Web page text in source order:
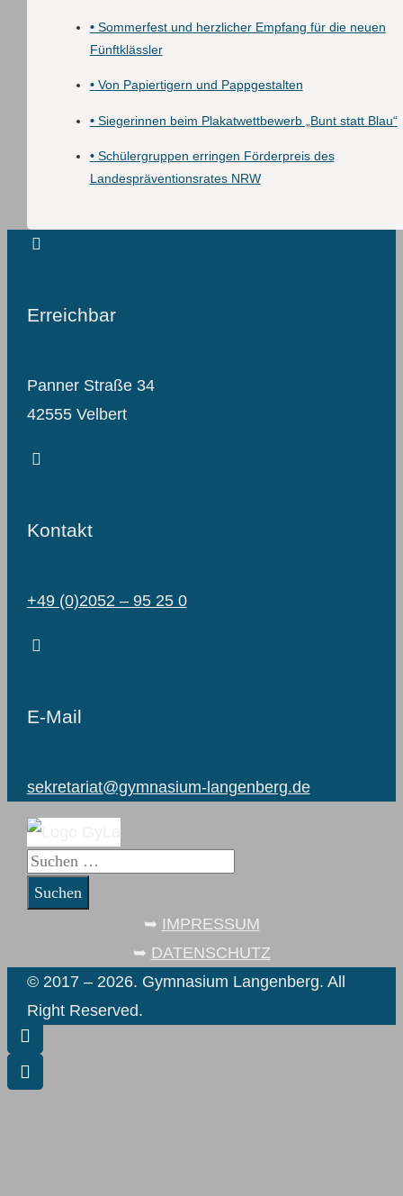
•Sommerfest und herzlicher Empfang für die neuen
Fünftklässler
•Von Papiertigern und Pappgestalten
•Siegerinnen beim Plakatwettbewerb „Bunt statt Blau“
•Schülergruppen erringen Förderpreis des
Landespräventionsrates NRW
Erreichbar
Panner Straße 34
42555 Velbert
Kontakt
+49 (0)2052 – 95 25 0
E-Mail
sekretariat@gymnasium-langenberg.de
Suchen
nach:
➥ IMPRESSUM
➥ DATENSCHUTZ
© 2017 – 2026. Gymnasium Langenberg. All
Right Reserved.